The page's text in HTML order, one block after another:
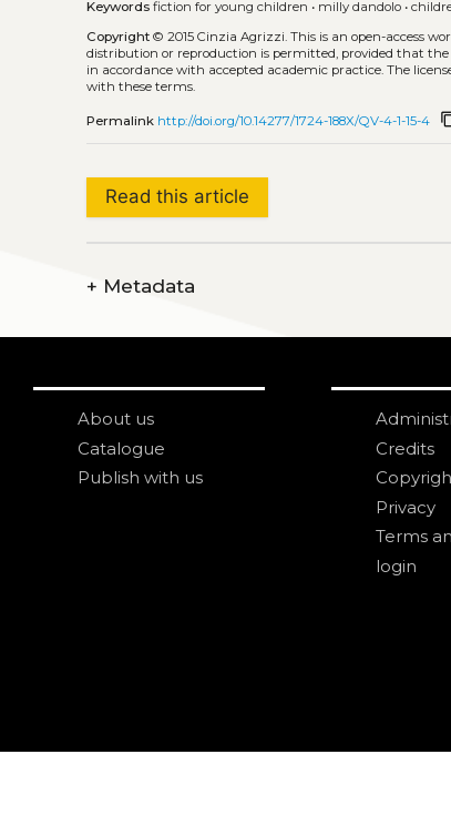
Keywords fiction for young children • milly dandolo •
Copyright © 2015 Cinzia Agrizzi.This is an open-access
distribution or reproduction is permitted, provided that
in accordance with accepted academic practice. The
with these terms.
Permalink http://doi.org/10.14277/1724-188X/QV-4-1-15-4
Read this article
+ Metadata
About us
Catalogue
Publish with us
Credits
Privacy
Terms
login